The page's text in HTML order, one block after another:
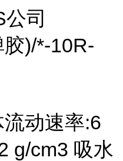
司
)/*-10R-
动速率:6
g/cm3 吸水